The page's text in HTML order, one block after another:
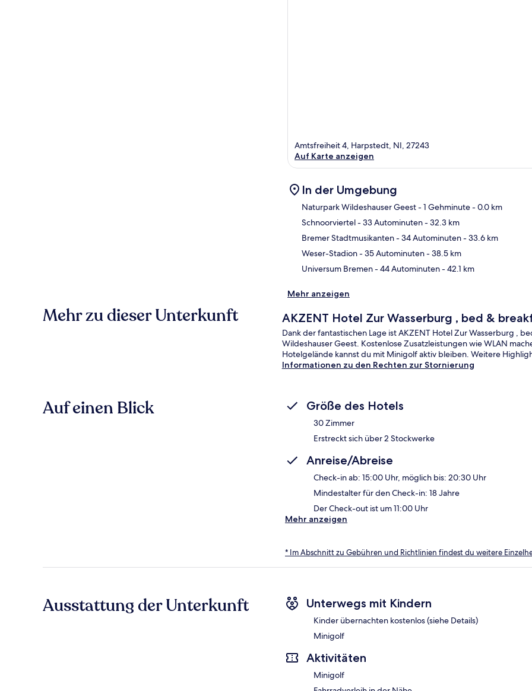
Amtsfreiheit 4, Harpstedt, NI, 27243
Auf Karte anzeigen
In der Umgebung
Naturpark Wildeshauser Geest- 1 Gehminute- 0.0 km
Schnoorviertel- 33 Autominuten- 32.3 km
Bremer Stadtmusikanten- 34 Autominuten- 33.6 km
Weser-Stadion- 35 Autominuten- 38.5 km
Universum Bremen- 44 Autominuten- 42.1 km
Mehr anzeigen
Mehr zu dieser Unterkunft AKZENT Hotel Zur Wasserburg , bed &
Dank der fantastischen Lage ist AKZENT Hotel Zur Wasserburg ,
Wildeshauser Geest. Kostenlose Zusatzleistungen wie WLAN
Hotelgelände kannst du mit Minigolf aktiv bleiben. Weitere
Informationen zu den Rechten zur Stornierung
Auf einen Blick Größe des Hotels
30 Zimmer
Erstreckt sich über 2 Stockwerke
Anreise/Abreise
Check-in ab: 15:00 Uhr, möglich bis: 20:30 Uhr
Mindestalter für den Check-in: 18 Jahre
Der Check-out ist um 11:00 Uhr
Mehr anzeigen
* Im Abschnitt zu Gebühren und Richtlinien findest du weitere
Ausstattung der Unterkunft Unterwegs mit Kindern
Kinder übernachten kostenlos (siehe Details)
Minigolf
Aktivitäten
Minigolf